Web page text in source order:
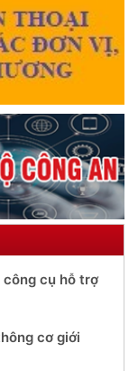
cụ hỗ trợ
cơ giới